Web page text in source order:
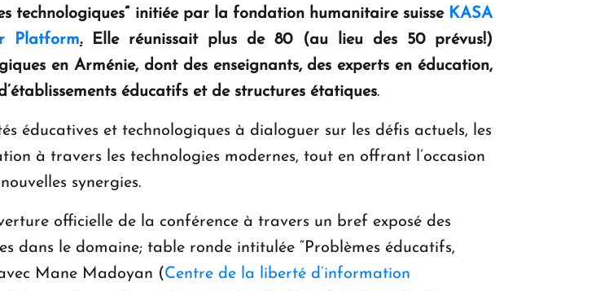
Le premier hôtel Hyatt Regency
d'Arménie ouvrira ses portes à Dilijan
technologiques” initiée par la fondation humanitaire suisse KASA
Platform.Elle réunissait plus de 80 (au lieu des 50 prévus!)
en Arménie, dont des enseignants, des experts en éducation,
éducatifs et de structures étatiques.
éducatives et technologiques à dialoguer sur les défis actuels, les
à travers les technologies modernes, tout en offrant l’occasion
synergies.
officielle de la conférence à travers un bref exposé des
dans le domaine; table ronde intitulée “Problèmes éducatifs,
Mane Madoyan (Centre de la liberté d’information